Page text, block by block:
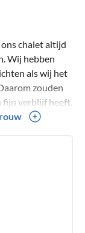
chalet altijd
Wij hebben
als wij het
zouden
fijn verblijf heeft.
suggesties